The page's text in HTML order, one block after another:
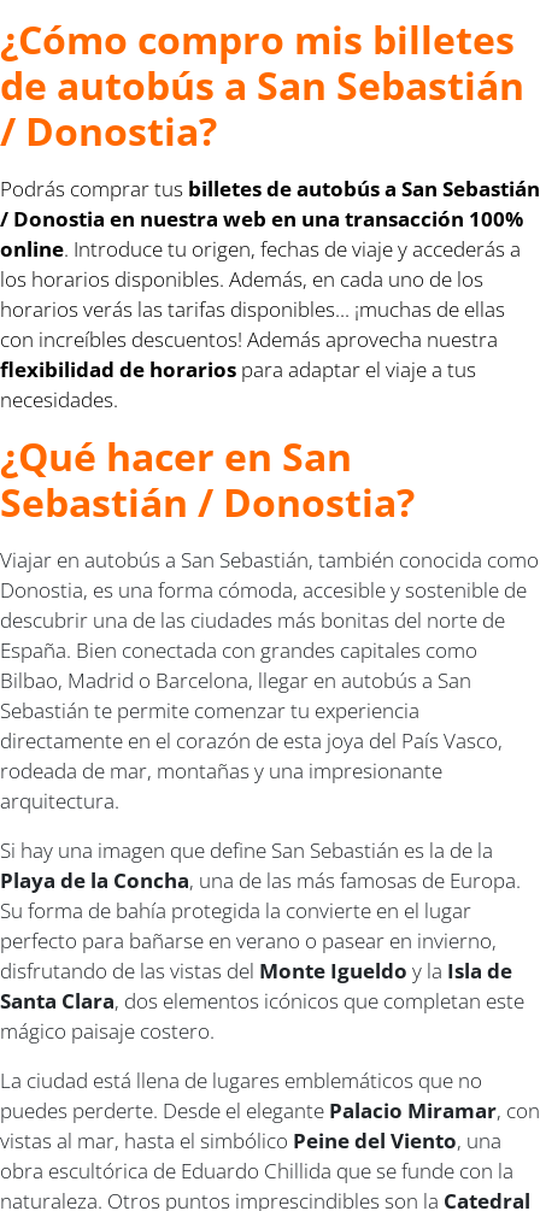
¿Cómo compro mis billetes
de autobús a San Sebastián
/ Donostia?
Podrás comprar tus billetes de autobús a San Sebastián
/ Donostia en nuestra web en una transacción 100%
online. Introduce tu origen, fechas de viaje y accederás a
los horarios disponibles. Además, en cada uno de los
horarios verás las tarifas disponibles... ¡muchas de ellas
con increíbles descuentos! Además aprovecha nuestra
flexibilidad de horarios para adaptar el viaje a tus
necesidades.
¿Qué hacer en San
Sebastián / Donostia?
Viajar en autobús a San Sebastián, también conocida como
Donostia, es una forma cómoda, accesible y sostenible de
descubrir una de las ciudades más bonitas del norte de
España. Bien conectada con grandes capitales como
Bilbao, Madrid o Barcelona, llegar en autobús a San
Sebastián te permite comenzar tu experiencia
directamente en el corazón de esta joya del País Vasco,
rodeada de mar, montañas y una impresionante
arquitectura.
Si hay una imagen que define San Sebastián es la de la
Playa de la Concha, una de las más famosas de Europa.
Su forma de bahía protegida la convierte en el lugar
perfecto para bañarse en verano o pasear en invierno,
disfrutando de las vistas del Monte Igueldo y la Isla de
Santa Clara, dos elementos icónicos que completan este
mágico paisaje costero.
La ciudad está llena de lugares emblemáticos que no
puedes perderte. Desde el elegante Palacio Miramar, con
vistas al mar, hasta el simbólico Peine del Viento, una
obra escultórica de Eduardo Chillida que se funde con la
naturaleza. Otros puntos imprescindibles son la Catedral